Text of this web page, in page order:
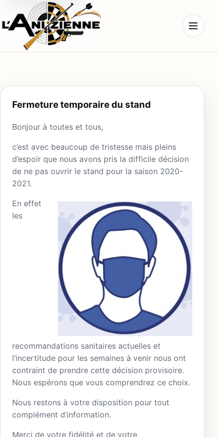
Ouvrir
Fermeture temporaire du stand
Bonjour à toutes et tous,
c’est avec beaucoup de tristesse mais pleins
d’espoir que nous avons pris la difficile décision
de ne pas ouvrir le stand pour la saison 2020-
2021.
En effet
les
recommandations sanitaires actuelles et
l’incertitude pour les semaines à venir nous ont
contraint de prendre cette décision provisoire.
Nous espérons que vous comprendrez ce choix.
Nous restons à votre disposition pour tout
complément d’information.
Merci de votre fidélité et de votre